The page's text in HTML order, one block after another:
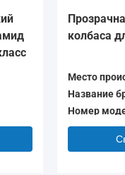
колбаса
Место
Название
Номер